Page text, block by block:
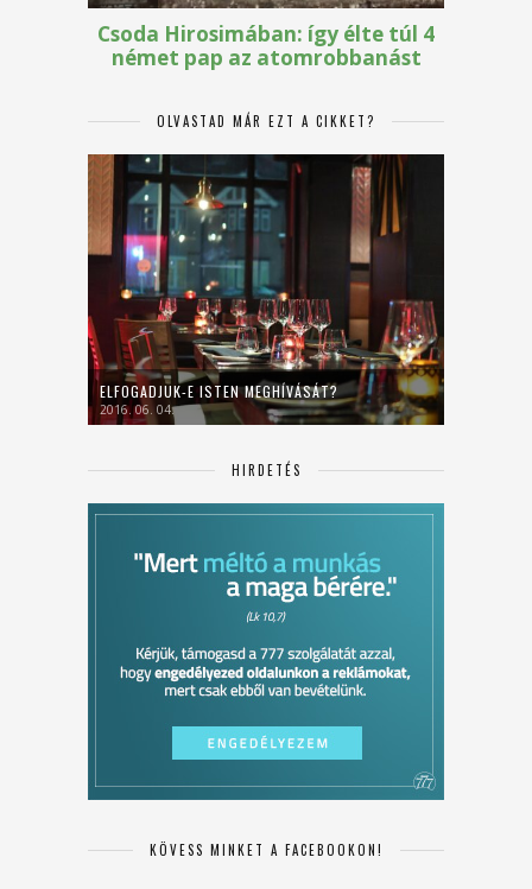
OLVASTAD MÁR EZT A CIKKET?
ELFOGADJUK-E ISTEN MEGHÍVÁSÁT?
2016. 06. 04.
HIRDETÉS
KÖVESS MINKET A FACEBOOKON!